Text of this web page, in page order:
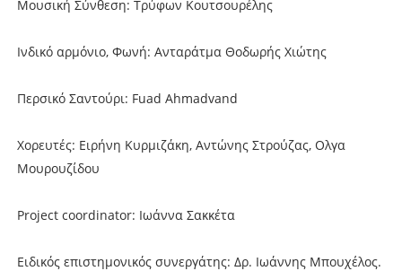
Μουσική Σύνθεση: Τρύφων Κουτσουρέλης
Ινδικό αρμόνιο, Φωνή: Ανταράτμα Θοδωρής Χιώτης
Περσικό Σαντούρι: Fuad Ahmadvand
Χορευτές: Ειρήνη Κυρμιζάκη, Αντώνης Στρούζας, Ολγα
Μουρουζίδου
Project coordinator: Ιωάννα Σακκέτα
Ειδικός επιστημονικός συνεργάτης: Δρ. Ιωάννης Μπουχέλος.